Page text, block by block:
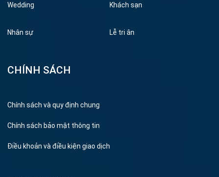
Wedding Khách sạn
Nhân sự Lễ tri ân
CHÍNH SÁCH
Chính sách và quy định chung
Chính sách bảo mật thông tin
Điều khoản và điều kiện giao dịch